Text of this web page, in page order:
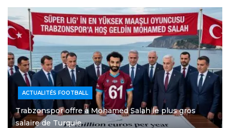
ACTUALITÉS FOOTBALL
Trabzonspor offre à Mohamed Salah le plus gros
salaire de Turquie